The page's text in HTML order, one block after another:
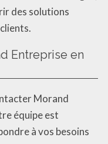
des solutions
Entreprise en
Morand
équipe est
à vos besoins